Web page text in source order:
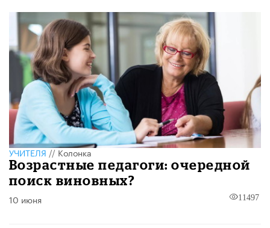
УЧИТЕЛЯ//Колонка
Возрастные педагоги: очередной
поиск виновных?
10 июня 11497